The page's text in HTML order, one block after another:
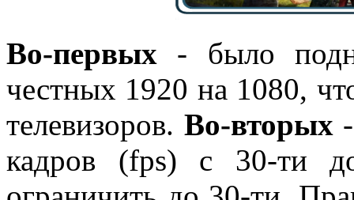
Во-первых - было
честных 1920 на 1080,
телевизоров. Во-вторых
кадров (fps) с 30-ти